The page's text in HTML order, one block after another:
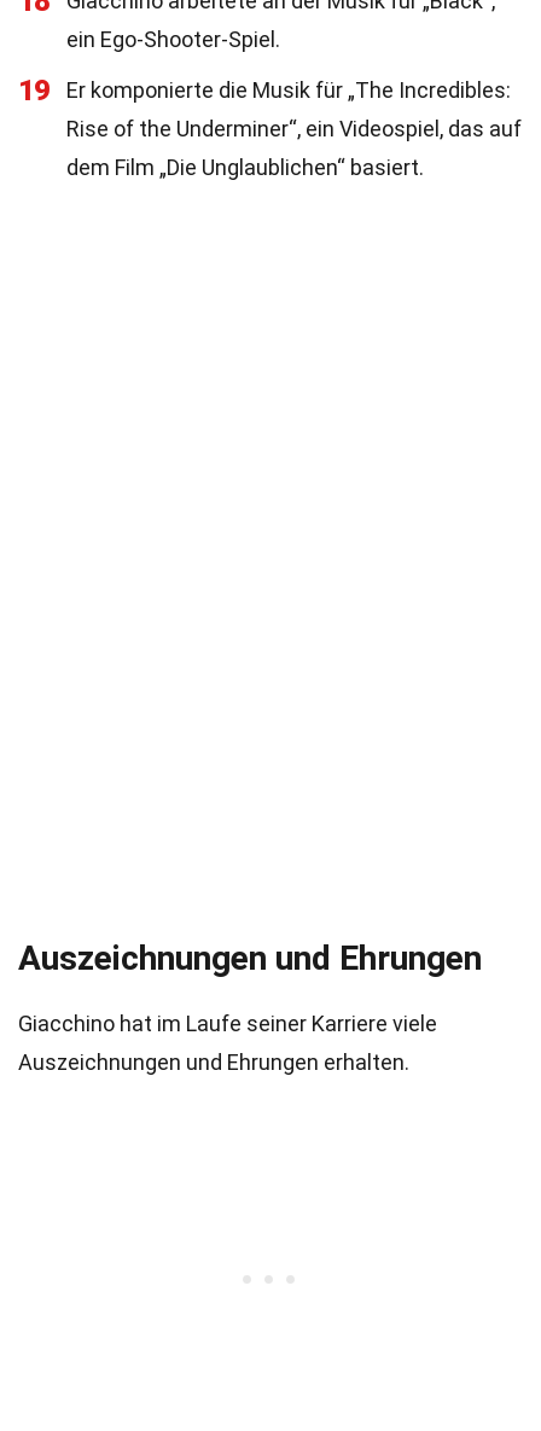
ein Ego-Shooter-Spiel.
19
Er komponierte die Musik für „The Incredibles:
Rise of the Underminer“, ein Videospiel, das auf
dem Film „Die Unglaublichen“ basiert.
Auszeichnungen und Ehrungen
Giacchino hat im Laufe seiner Karriere viele
Auszeichnungen und Ehrungen erhalten.